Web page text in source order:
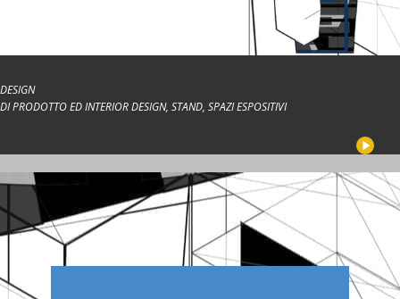
DESIGN
DI PRODOTTO ED INTERIOR DESIGN, STAND, SPAZI ESPOSITIVI